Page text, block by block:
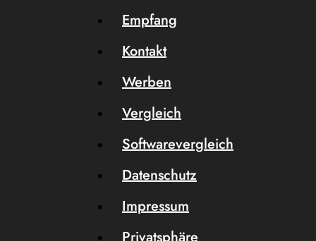
Empfang
Kontakt
Werben
Vergleich
Softwarevergleich
Datenschutz
Impressum